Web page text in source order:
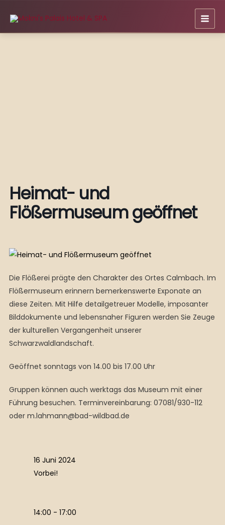
Inhalt
springen
Heimat- und
Flößermuseum geöffnet
Die Flößerei prägte den Charakter des Ortes Calmbach. Im
Flößermuseum erinnern bemerkenswerte Exponate an
diese Zeiten. Mit Hilfe detailgetreuer Modelle, imposanter
Bilddokumente und lebensnaher Figuren werden Sie Zeuge
der kulturellen Vergangenheit unserer
Schwarzwaldlandschaft.
Geöffnet sonntags von 14.00 bis 17.00 Uhr
Gruppen können auch werktags das Museum mit einer
Führung besuchen. Terminvereinbarung: 07081/930-112
oder m.lahmann@bad-wildbad.de
16 Juni 2024
Vorbei!
14:00 - 17:00